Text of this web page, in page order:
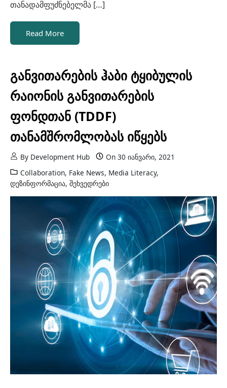
თანადამფუძნებელმა […]
Read More
განვითარების ჰაბი ტყიბულის
რაიონის განვითარების
ფონდთან (TDDF)
თანამშრომლობას იწყებს
By Development Hub On 30 იანვარი, 2021
Collaboration, Fake News, Media Literacy,
დეზინფორმაცია, შეხვედრები